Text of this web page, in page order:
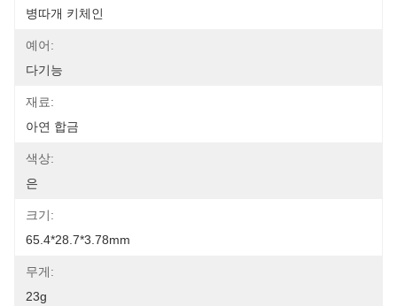
병따개 키체인
예어:
다기능
재료:
아연 합금
색상:
은
크기:
65.4*28.7*3.78mm
무게:
23g